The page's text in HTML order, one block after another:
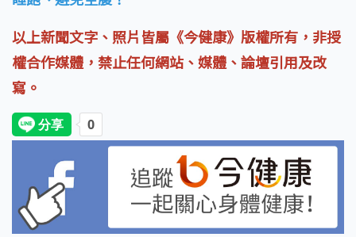
以上新聞文字、照片皆屬《今健康》版權所有，非授
權合作媒體，禁止任何網站、媒體、論壇引用及改
寫。